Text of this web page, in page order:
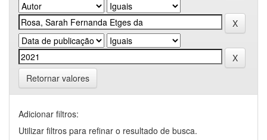
Retornar valores
Adicionar filtros:
Utilizar filtros para refinar o resultado de busca.